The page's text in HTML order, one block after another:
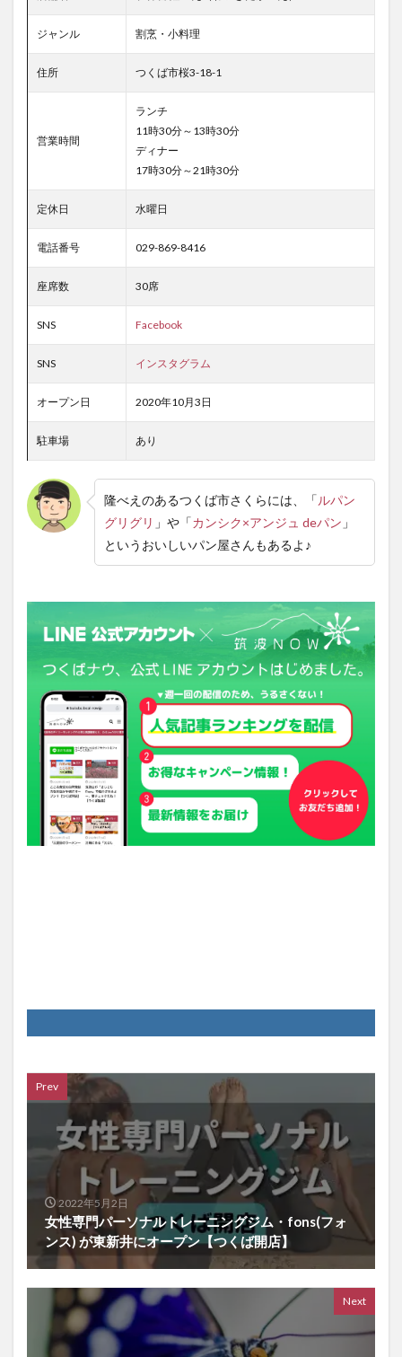
ジャンル 割烹・小料理
住所 つくば市桜3-18-1
営業時間
ランチ
11時30分～13時30分
ディナー
17時30分～21時30分
定休日 水曜日
電話番号 029-869-8416
座席数 30席
SNS Facebook
SNS インスタグラム
オープン日 2020年10月3日
駐車場 あり
隆べえのあるつくば市さくらには、「ルパン
グリグリ 」や「カンシク×アンジュ deパン 」
というおいしいパン屋さんもあるよ♪
Prev
2022年5月2日
女性専門パーソナルトレーニングジム・fons(フォ
ンス) が東新井にオープン【つくば開店】
Next